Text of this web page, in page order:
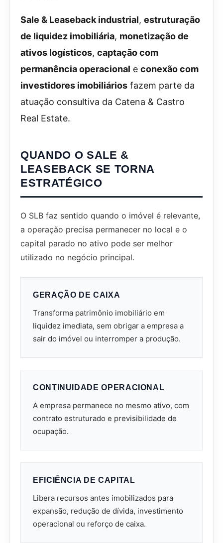
Sale & Leaseback industrial, estruturação
de liquidez imobiliária, monetização de
ativos logísticos, captação com
permanência operacional e conexão com
investidores imobiliários fazem parte da
atuação consultiva da Catena & Castro
Real Estate.
QUANDO O SALE &
LEASEBACK SE TORNA
ESTRATÉGICO
O SLB faz sentido quando o imóvel é relevante,
a operação precisa permanecer no local e o
capital parado no ativo pode ser melhor
utilizado no negócio principal.
GERAÇÃO DE CAIXA
Transforma patrimônio imobiliário em
liquidez imediata, sem obrigar a empresa a
sair do imóvel ou interromper a produção.
CONTINUIDADE OPERACIONAL
A empresa permanece no mesmo ativo, com
contrato estruturado e previsibilidade de
ocupação.
EFICIÊNCIA DE CAPITAL
Libera recursos antes imobilizados para
expansão, redução de dívida, investimento
operacional ou reforço de caixa.